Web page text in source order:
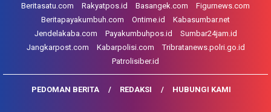
Beritasatu.com
Rakyatpos.id Basangek.com
Figurnews.com
Beritapayakumbuh.com
Ontime.id
Kabasumbar.net
Jendelakaba.com
Payakumbuhpos.id
Sumbar24jam.id
Jangkarpost.com
Kabarpolisi.com
Tribratanews.polri.go.id
Patrolisiber.id
PEDOMAN BERITA REDAKSI HUBUNGI KAMI